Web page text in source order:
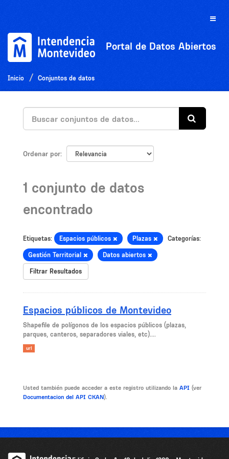
Toggle
Portal de Datos Abiertos
Inicio Conjuntos de datos
Ordenar por
1 conjunto de datos
encontrado
Etiquetas: Espacios públicos Plazas Categorías:
Gestión Territorial Datos abiertos
Filtrar Resultados
Espacios públicos de Montevideo
Shapefile de polígonos de los espacios públicos (plazas,
parques, canteros, separadores viales, etc)....
url
Usted también puede acceder a este registro utilizando la API (ver
Documentacion del API CKAN).